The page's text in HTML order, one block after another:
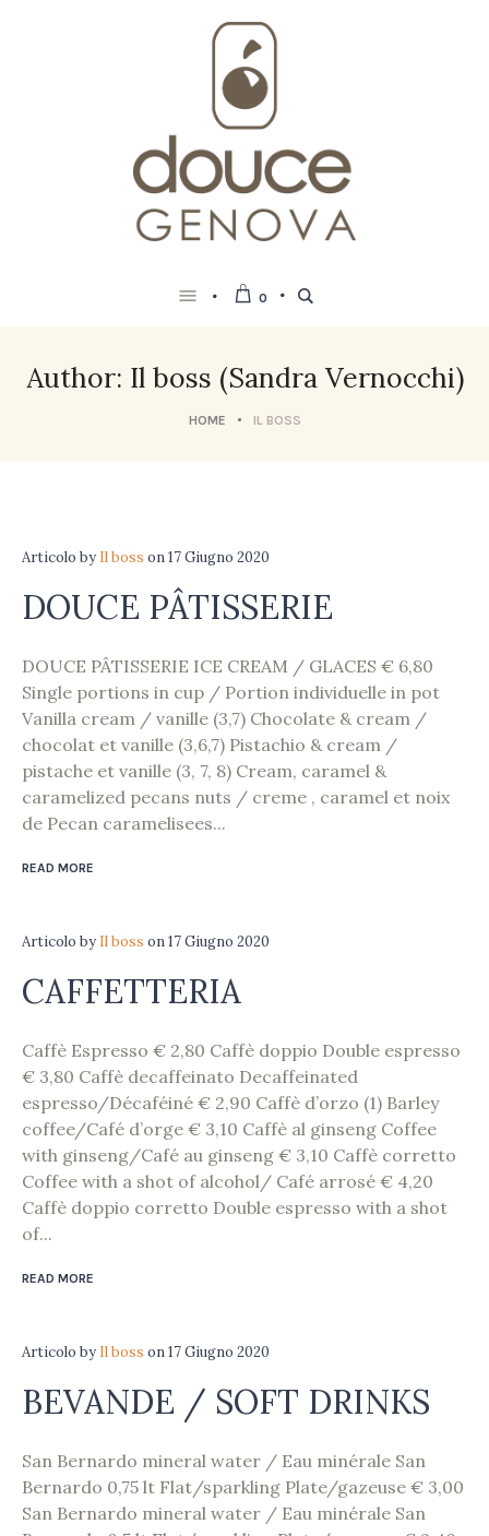
0
Author: Il boss (Sandra Vernocchi)
HOME IL BOSS
Articolo by Il boss on17 Giugno 2020
DOUCE PÂTISSERIE
DOUCE PÂTISSERIE ICE CREAM / GLACES € 6,80
Single portions in cup / Portion individuelle in pot
Vanilla cream / vanille (3,7) Chocolate & cream /
chocolat et vanille (3,6,7) Pistachio & cream /
pistache et vanille (3, 7, 8) Cream, caramel &
caramelized pecans nuts / creme , caramel et noix
de Pecan caramelisees...
READ MORE
Articolo by Il boss on17 Giugno 2020
CAFFETTERIA
Caffè Espresso € 2,80 Caffè doppio Double espresso
€ 3,80 Caffè decaffeinato Decaffeinated
espresso/Décaféiné € 2,90 Caffè d’orzo (1) Barley
coffee/Café d’orge € 3,10 Caffè al ginseng Coffee
with ginseng/Café au ginseng € 3,10 Caffè corretto
Coffee with a shot of alcohol/ Café arrosé € 4,20
Caffè doppio corretto Double espresso with a shot
of...
READ MORE
Articolo by Il boss on17 Giugno 2020
BEVANDE / SOFT DRINKS
San Bernardo mineral water / Eau minérale San
Bernardo 0,75 lt Flat/sparkling Plate/gazeuse € 3,00
San Bernardo mineral water / Eau minérale San